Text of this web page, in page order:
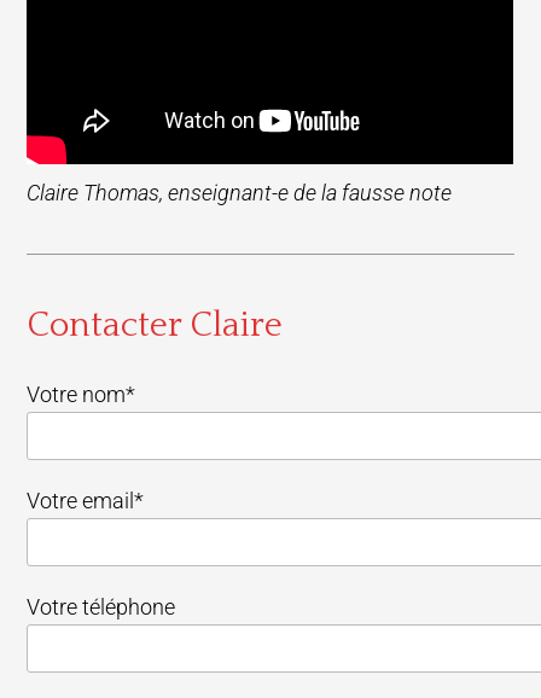
Claire Thomas, enseignant-e de la fausse note
Contacter Claire
Votre nom*
Votre email*
Votre téléphone